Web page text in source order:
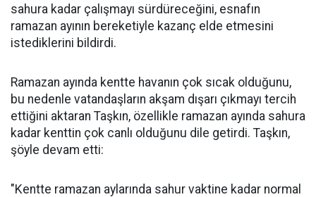
sahura kadar çalışmayı sürdüreceğini, esnafın
ramazan ayının bereketiyle kazanç elde etmesini
istediklerini bildirdi.
Ramazan ayında kentte havanın çok sıcak olduğunu,
bu nedenle vatandaşların akşam dışarı çıkmayı tercih
ettiğini aktaran Taşkın, özellikle ramazan ayında sahura
kadar kenttin çok canlı olduğunu dile getirdi. Taşkın,
şöyle devam etti:
"Kentte ramazan aylarında sahur vaktine kadar normal